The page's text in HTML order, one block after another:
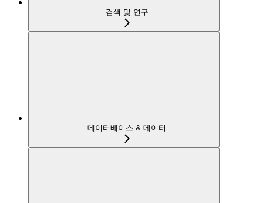
검색 및 연구
데이터베이스 & 데이터